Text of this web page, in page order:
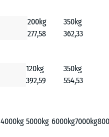
200kg
350kg
277,58 362,33
120kg
350kg
392,59 554,53
4000kg 5000kg 6000kg7000kg